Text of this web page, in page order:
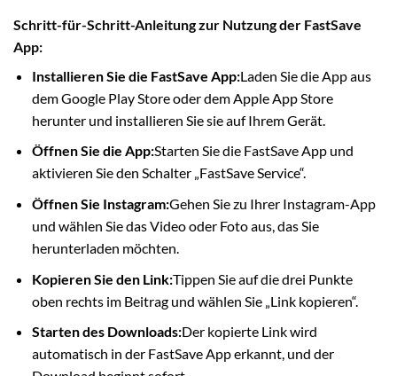
Schritt-für-Schritt-Anleitung zur Nutzung der FastSave
App:
Installieren Sie die FastSave App:Laden Sie die App aus
dem Google Play Store oder dem Apple App Store
herunter und installieren Sie sie auf Ihrem Gerät.
Öffnen Sie die App:Starten Sie die FastSave App und
aktivieren Sie den Schalter „FastSave Service“.
Öffnen Sie Instagram:Gehen Sie zu Ihrer Instagram-App
und wählen Sie das Video oder Foto aus, das Sie
herunterladen möchten.
Kopieren Sie den Link:Tippen Sie auf die drei Punkte
oben rechts im Beitrag und wählen Sie „Link kopieren“.
Starten des Downloads:Der kopierte Link wird
automatisch in der FastSave App erkannt, und der